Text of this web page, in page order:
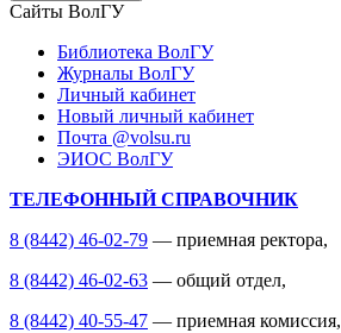
Сайты ВолГУ
Библиотека ВолГУ
Журналы ВолГУ
Личный кабинет
Новый личный кабинет
Почта @volsu.ru
ЭИОС ВолГУ
ТЕЛЕФОННЫЙ СПРАВОЧНИК
8 (8442) 46-02-79 — приемная ректора,
8 (8442) 46-02-63 — общий отдел,
8 (8442) 40-55-47 — приемная комиссия,